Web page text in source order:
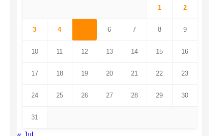
1 2
3 4 6 7 8 9
10 11 12 13 14 15 16
17 18 19 20 21 22 23
24 25 26 27 28 29 30
31